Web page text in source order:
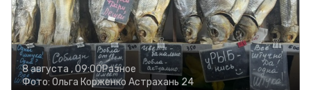
8 августа , 09:00Разное
Фото: Ольга Корженко Астрахань 24